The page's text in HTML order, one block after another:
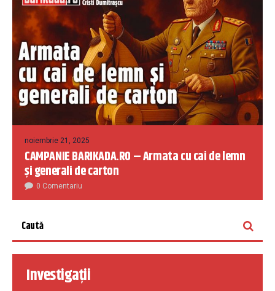
noiembrie 21, 2025
CAMPANIE BARIKADA.RO – Armata cu cai de lemn
și generali de carton
0 Comentariu
Investigații